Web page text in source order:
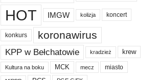
HOT IMGW kolizja koncert
konkurs koronawirus
KPP w Bełchatowie kradzież krew
Kultura na boku MCK mecz miasto